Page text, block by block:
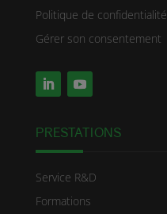
Politique de confidentialité
Gérer son consentement
PRESTATIONS
Service R&D
Formations